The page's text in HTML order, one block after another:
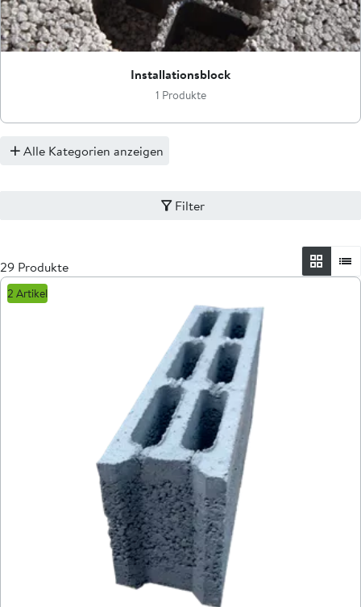
Installationsblock
1 Produkte
Alle Kategorien anzeigen
Filter
29 Produkte
2 Artikel